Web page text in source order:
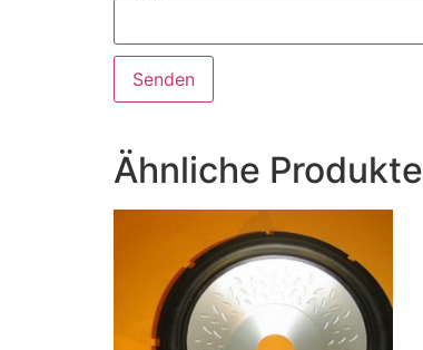
Ähnliche Produkte